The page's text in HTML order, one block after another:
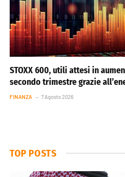
STOXX 600, utili attesi in
secondo trimestre grazie
FINANZA 7 Agosto 2026
TOP POSTS